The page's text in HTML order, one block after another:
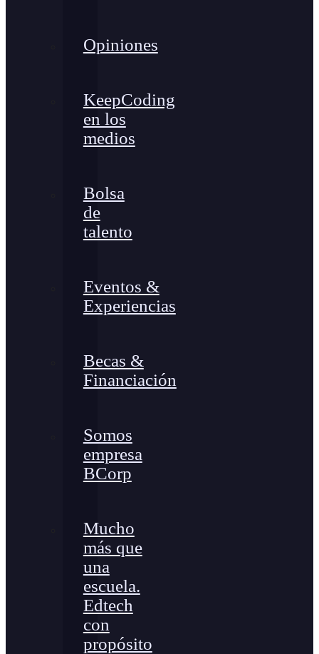
Opiniones
KeepCoding
en los
medios
Bolsa
de
talento
Eventos &
Experiencias
Becas &
Financiación
Somos
empresa
BCorp
Mucho
más que
una
escuela.
Edtech
con
propósito